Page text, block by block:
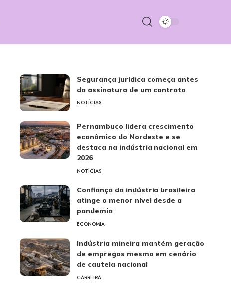
Segurança jurídica começa antes
da assinatura de um contrato
NOTÍCIAS
Pernambuco lidera crescimento
econômico do Nordeste e se
destaca na indústria nacional em
2026
NOTÍCIAS
Confiança da indústria brasileira
atinge o menor nível desde a
pandemia
ECONOMIA
Indústria mineira mantém geração
de empregos mesmo em cenário
de cautela nacional
CARREIRA